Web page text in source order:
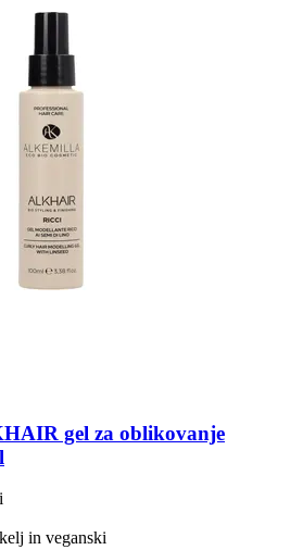
gel za oblikovanje
in veganski